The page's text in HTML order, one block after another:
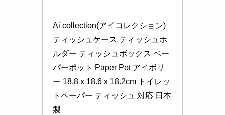
Ai collection(アイコレクション)
ティッシュケース ティッシュホ
ルダー ティッシュボックス ペー
パーポット Paper Pot アイボリ
ー 18.8 x 18.6 x 18.2cm トイレッ
トペーパー ティッシュ 対応 日本
製